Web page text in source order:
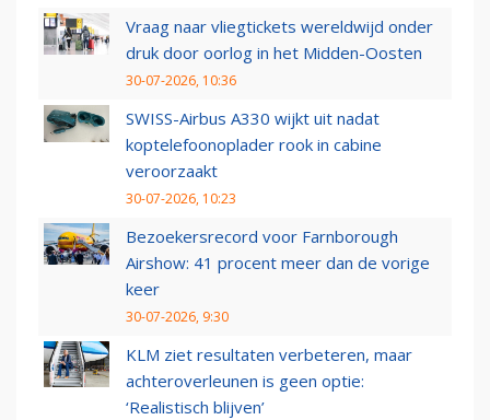
Vraag naar vliegtickets wereldwijd onder
druk door oorlog in het Midden-Oosten
30-07-2026, 10:36
SWISS-Airbus A330 wijkt uit nadat
koptelefoonoplader rook in cabine
veroorzaakt
30-07-2026, 10:23
Bezoekersrecord voor Farnborough
Airshow: 41 procent meer dan de vorige
keer
30-07-2026, 9:30
KLM ziet resultaten verbeteren, maar
achteroverleunen is geen optie:
‘Realistisch blijven’